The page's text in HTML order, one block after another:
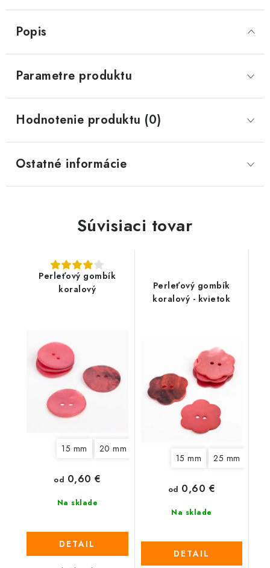
Popis
Parametre produktu
Hodnotenie produktu (0)
Ostatné informácie
Súvisiaci tovar
Perleťový gombík
koralový
15 mm 20 mm
Na sklade
od 0,60 €
DETAIL
Perleťový gombík
koralový - kvietok
15 mm 25 mm
Na sklade
od 0,60 €
DETAIL